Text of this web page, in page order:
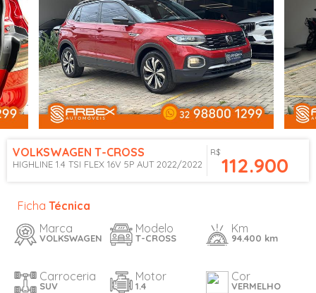
VOLKSWAGEN T-CROSS
HIGHLINE 1.4 TSI FLEX 16V 5P AUT 2022/2022
R$
112.900
Ficha Técnica
Marca
VOLKSWAGEN
Modelo
T-CROSS
Km
94.400 km
Carroceria
SUV
Motor
1.4
Cor
VERMELHO